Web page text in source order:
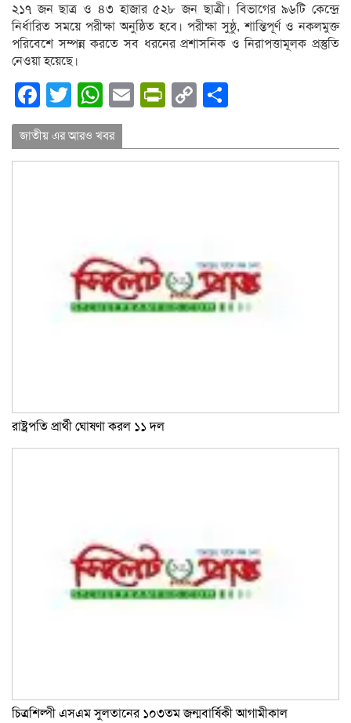
২১৭ জন ছাত্র ও ৪৩ হাজার ৫২৮ জন ছাত্রী। বিভাগের ৯৬টি কেন্দ্রে
নির্ধারিত সময়ে পরীক্ষা অনুষ্ঠিত হবে। পরীক্ষা সুষ্ঠু, শান্তিপূর্ণ ও নকলমুক্ত
পরিবেশে সম্পন্ন করতে সব ধরনের প্রশাসনিক ও নিরাপত্তামূলক প্রস্তুতি
নেওয়া হয়েছে।
Facebook
Twitter
WhatsApp
EmailPrintFriendly
Copy
জাতীয় এর আরও খবর
রাষ্ট্রপতি প্রার্থী ঘোষণা করল ১১ দল
চিত্রশিল্পী এসএম সুলতানের ১০৩তম জন্মবার্ষিকী আগামীকাল